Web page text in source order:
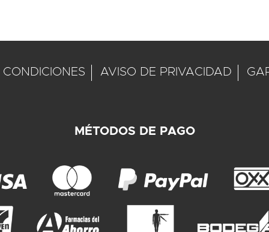
CONDICIONES AVISO DE PRIVACIDAD
MÉTODOS DE PAGO